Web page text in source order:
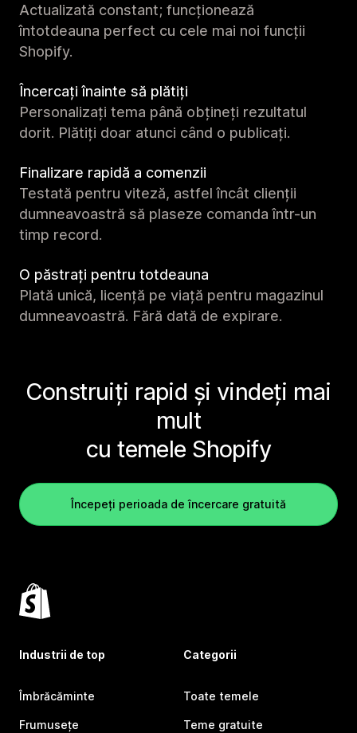
Actualizată constant; funcționează
întotdeauna perfect cu cele mai noi funcții
Shopify.
Încercați înainte să plătiți
Personalizați tema până obțineți rezultatul
dorit. Plătiți doar atunci când o publicați.
Finalizare rapidă a comenzii
Testată pentru viteză, astfel încât clienții
dumneavoastră să plaseze comanda într-un
timp record.
O păstrați pentru totdeauna
Plată unică, licență pe viață pentru magazinul
dumneavoastră. Fără dată de expirare.
Construiți rapid și vindeți mai
mult
cu temele Shopify
Începeți perioada de încercare gratuită
Industrii de top
Îmbrăcăminte
Frumusețe
Categorii
Toate temele
Teme gratuite